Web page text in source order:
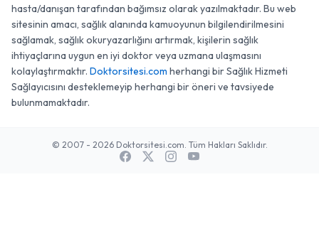
hasta/danışan tarafından bağımsız olarak yazılmaktadır. Bu web
sitesinin amacı, sağlık alanında kamuoyunun bilgilendirilmesini
sağlamak, sağlık okuryazarlığını artırmak, kişilerin sağlık
ihtiyaçlarına uygun en iyi doktor veya uzmana ulaşmasını
kolaylaştırmaktır. Doktorsitesi.com herhangi bir Sağlık Hizmeti
Sağlayıcısını desteklemeyip herhangi bir öneri ve tavsiyede
bulunmamaktadır.
© 2007 - 2026 Doktorsitesi.com. Tüm Hakları Saklıdır.